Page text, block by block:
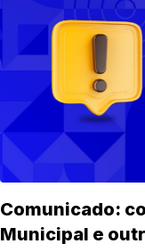
Comunicado:
Municipal e